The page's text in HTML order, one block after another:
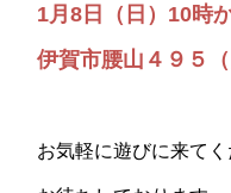
1月8日（日）10時
伊賀市腰山４９５
お気軽に遊びに来てく